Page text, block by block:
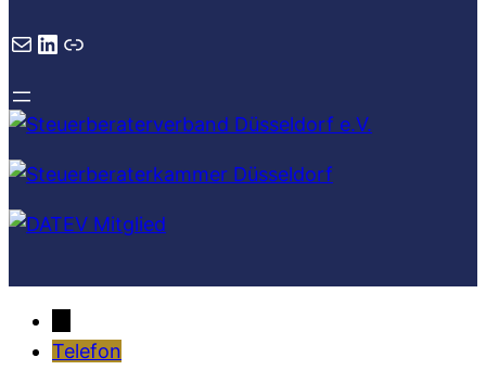
E-Mail LinkedIn Link
Telefon